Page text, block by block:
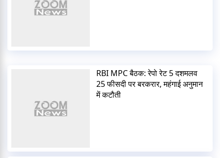
RBI MPC बैठक: रेपो रेट 5 दशमलव
25 फीसदी पर बरकरार, महंगाई अनुमान
में कटौती